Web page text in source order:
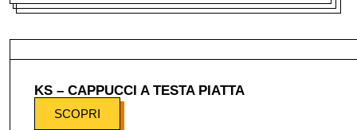
KS – CAPPUCCI A TESTA PIATTA
SCOPRI